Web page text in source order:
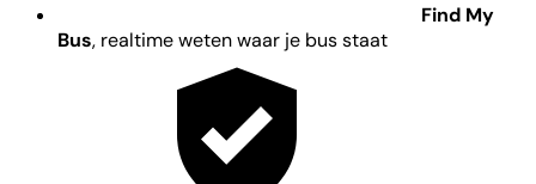
Find My
Bus, realtime weten waar je bus staat